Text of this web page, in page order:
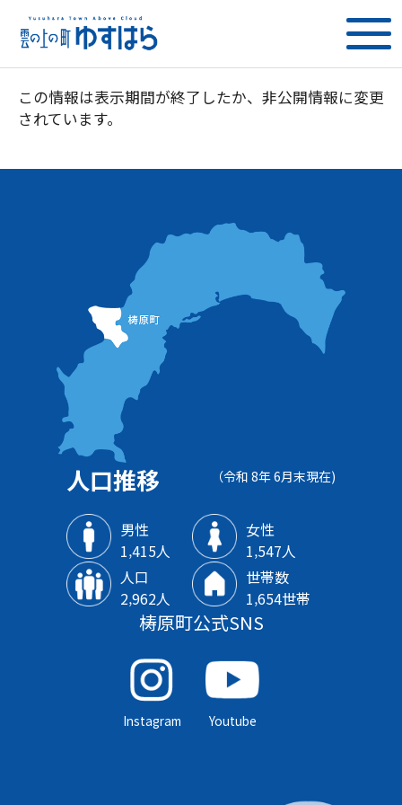
この情報は表示期間が終了したか、非公開情報に変更
されています。
人口推移 （令和 8年 6月末現在)
男性
1‚415人
女性
1‚547人
人口
2‚962人
世帯数
1‚654世帯
梼原町公式SNS
Instagram Youtube